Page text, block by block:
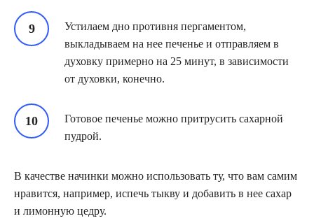
Устилаем дно противня пергаментом,
выкладываем на нее печенье и отправляем в
духовку примерно на 25 минут, в зависимости
от духовки, конечно.
Готовое печенье можно притрусить сахарной
пудрой.
В качестве начинки можно использовать ту, что вам самим
нравится, например, испечь тыкву и добавить в нее сахар
и лимонную цедру.